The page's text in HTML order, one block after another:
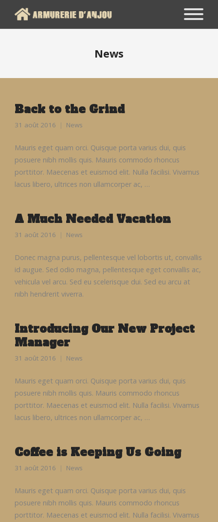
News
Back to the Grind
31 août 2016 News
Mauris eget quam orci. Quisque porta varius dui, quis
posuere nibh mollis quis. Mauris commodo rhoncus
porttitor. Maecenas et euismod elit. Nulla facilisi. Vivamus
lacus libero, ultrices non ullamcorper ac, …
A Much Needed Vacation
31 août 2016 News
Donec magna purus, pellentesque vel lobortis ut, convallis
id augue. Sed odio magna, pellentesque eget convallis ac,
vehicula vel arcu. Sed eu scelerisque dui. Sed eu arcu at
nibh hendrerit viverra.
Introducing Our New Project
Manager
31 août 2016 News
Mauris eget quam orci. Quisque porta varius dui, quis
posuere nibh mollis quis. Mauris commodo rhoncus
porttitor. Maecenas et euismod elit. Nulla facilisi. Vivamus
lacus libero, ultrices non ullamcorper ac, …
Coffee is Keeping Us Going
31 août 2016 News
Mauris eget quam orci. Quisque porta varius dui, quis
posuere nibh mollis quis. Mauris commodo rhoncus
porttitor. Maecenas et euismod elit. Nulla facilisi. Vivamus